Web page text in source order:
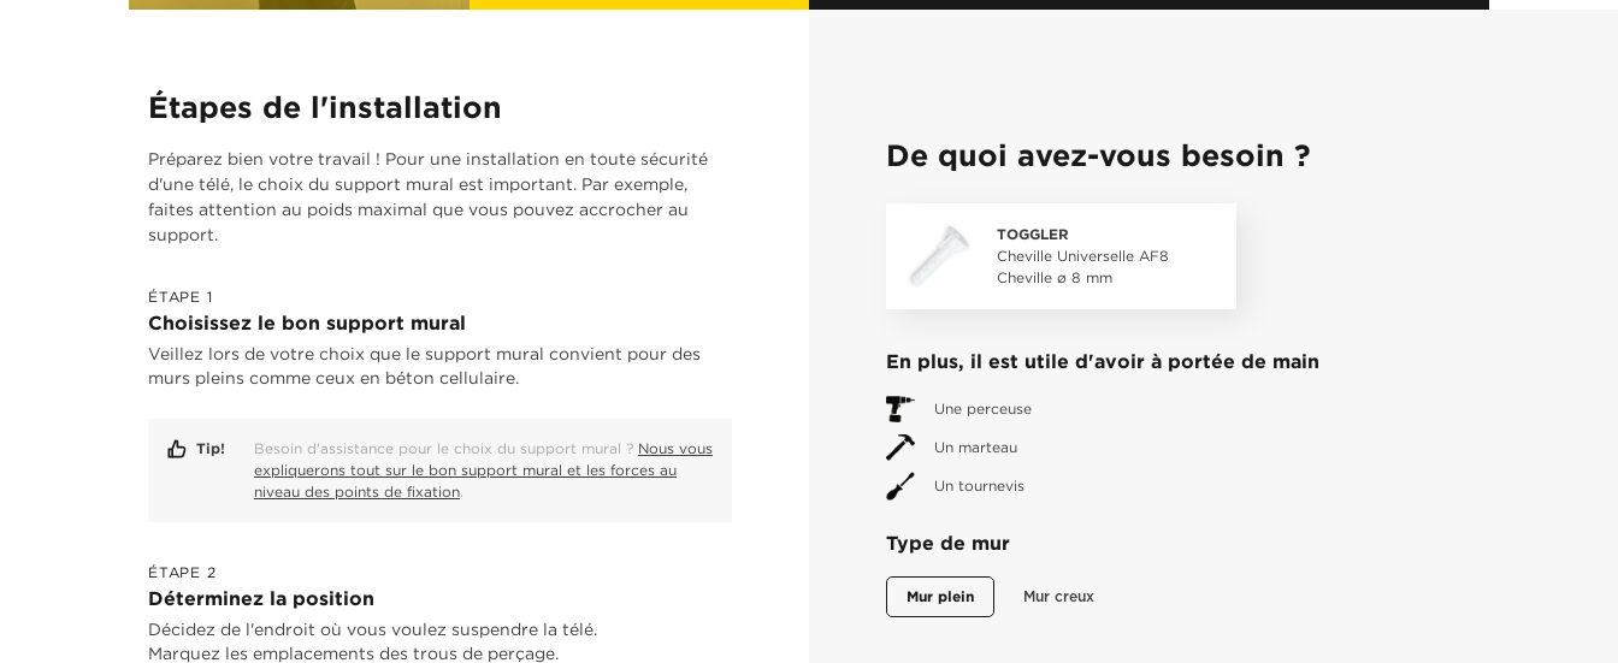
Étapes de l'installation
Préparez bien votre travail ! Pour une installation en toute sécurité
d'une télé, le choix du support mural est important. Par exemple,
faites attention au poids maximal que vous pouvez accrocher au
support.
ÉTAPE 1
Choisissez le bon support mural
Veillez lors de votre choix que le support mural convient pour des
murs pleins comme ceux en béton cellulaire.
Tip! Besoin d'assistance pour le choix du support mural ? Nous vous
expliquerons tout sur le bon support mural et les forces au
niveau des points de fixation
ÉTAPE 2
Déterminez la position
Décidez de l'endroit où vous voulez suspendre la télé.
Marquez les emplacements des trous de perçage.
De quoi avez-vous besoin ?
TOGGLER
Cheville Universelle AF8
Cheville ø 8 mm
En plus, il est utile d'avoir à portée de main
Une perceuse
Un marteau
Un tournevis
Type de mur
Mur plein Mur creux